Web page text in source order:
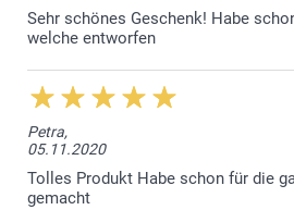
Sehr schönes Geschenk! Habe
welche entworfen
Petra,
05.11.2020
Tolles Produkt Habe schon für die
gemacht